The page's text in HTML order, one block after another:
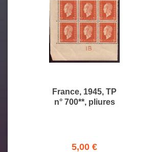
France, 1945, TP
n° 700**, pliures
5,00 €